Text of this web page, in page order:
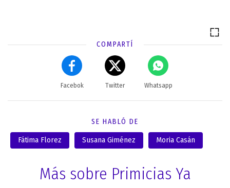
COMPARTÍ
Facebok Twitter Whatsapp
SE HABLÓ DE
Fátima Florez Susana Giménez Moria Casán
Más sobre Primicias Ya